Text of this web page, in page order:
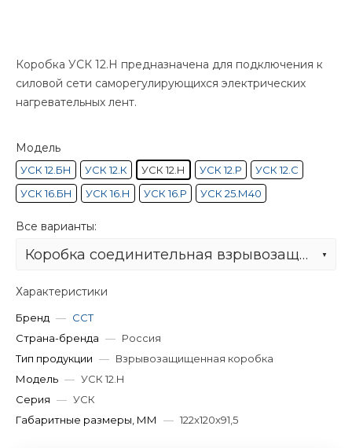
Коробка УСК 12.Н предназначена для подключения к
силовой сети саморегулирующихся электрических
нагревательных лент.
Модель
УСК 12.БН УСК 12.К УСК 12.Н УСК 12.Р
УСК 12.С
УСК 16.БН
УСК 16.Н УСК 16.Р УСК 25.М40
Все варианты:
Коробка соединительная взрывозащищённая УСК 12.Н
Характеристики
Бренд — ССТ
Страна-бренда — Россия
Тип продукции — Взрывозащищенная коробка
Модель — УСК 12.Н
Серия — УСК
Габаритные размеры, ММ
— 122x120x91,5